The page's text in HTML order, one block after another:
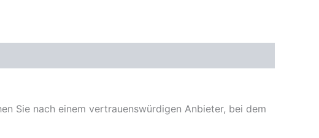
Sie nach einem vertrauenswürdigen Anbieter, bei dem